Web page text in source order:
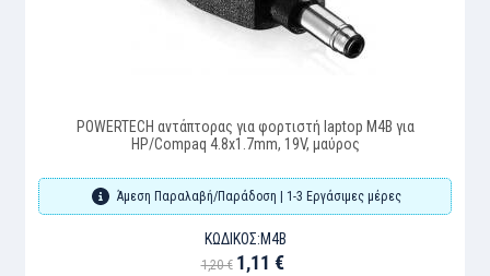
POWERTECH αντάπτορας για φορτιστή laptop M4B για
HP/Compaq 4.8x1.7mm, 19V, μαύρος
Άμεση Παραλαβή/Παράδοση | 1-3 Εργάσιμες μέρες
ΚΩΔΙΚΌΣ:M4B
1,20 € 1,11 €